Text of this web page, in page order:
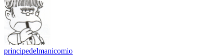
principedelmanicomio